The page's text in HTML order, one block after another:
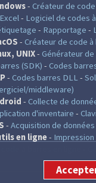
- Créateur de
- Logiciel de codes
- Rapportage -
- Créateur de code à
UNIX- Générateur
(SDK) - Codes
- Codes barres DLL-
middleware)
- Collecte de
d'inventaire -
- Acquisition de
en ligne-